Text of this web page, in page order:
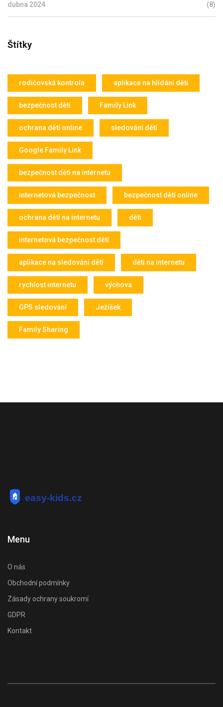
dubna 2024 (8)
Štítky
rodičovská kontrola aplikace na hlídání dětí
bezpečnost dětí Family Link
ochrana dětí online sledování dětí
Google Family Link
bezpečnost dětí na internetu
internetová bezpečnost bezpečnost dětí online
ochrana dětí na internetu děti
internetová bezpečnost dětí
aplikace na sledování dětí děti na internetu
rychlost internetu výchova
GPS sledování Ježíšek
Family Sharing
Menu
O nás
Obchodní podmínky
Zásady ochrany soukromí
GDPR
Kontakt